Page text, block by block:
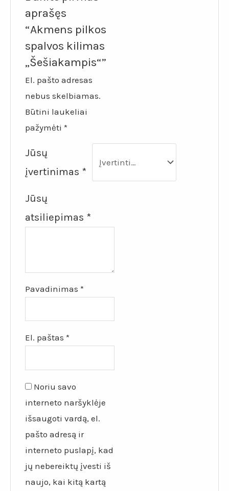
aprašęs
“Akmens pilkos
spalvos kilimas
„Šešiakampis“”
El. pašto adresas
nebus skelbiamas.
Būtini laukeliai
pažymėti*
Jūsų
įvertinimas *
Jūsų
atsiliepimas *
Pavadinimas*
El. paštas*
Noriu savo
interneto naršyklėje
išsaugoti vardą, el.
pašto adresą ir
interneto puslapį, kad
jų nebereiktų įvesti iš
naujo, kai kitą kartą